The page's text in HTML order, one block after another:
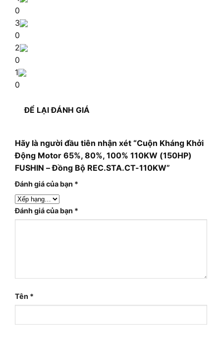
0
3
0
2
0
1
0
ĐỂ LẠI ĐÁNH GIÁ
Hãy là người đầu tiên nhận xét “Cuộn Kháng Khởi
Động Motor 65%, 80%, 100% 110KW (150HP)
FUSHIN – Đồng Bộ REC.STA.CT-110KW”
Đánh giá của bạn *
Đánh giá của bạn *
Tên *